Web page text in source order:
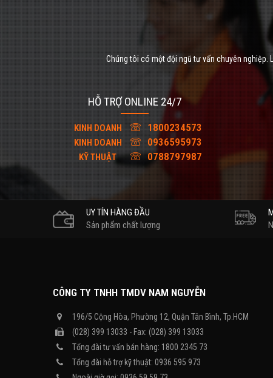
Chúng tôi có một đội ngũ tư vấn chuyên
HỖ TRỢ ONLINE 24/7
KINH DOANH 1800234573
KINH DOANH 0936595973
KỸ THUẬT 0788797987
UY TÍN HÀNG ĐẦU
Sản phẩm chất lượng
CÔNG TY TNHH TMDV NAM NGUYỄN
196/5 Cộng Hòa, Phường 12, Quận Tân Bình, Tp.HCM
(028) 399 13033 - Fax: (028) 399 13033
Tổng đài tư vấn bán hàng: 1800 2345 73
Tổng đài hỗ trợ kỹ thuật: 0936 595 973